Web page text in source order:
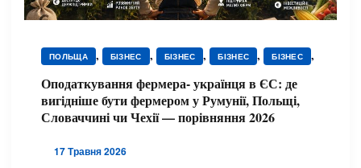
ПОЛЬЩА , БІЗНЕС , БІЗНЕС , БІЗНЕС , БІЗНЕС ,
ДОКУМЕНТИ , РОБОТА , РОБОТА , ,
РОБОТА , РУМУНІЯ , СЛОВАЧЧИНА , ЧЕХІЯ ,
ЮРИДИЧНА ДОПОМОГА
Оподаткування фермера- українця в ЄС: де
вигідніше бути фермером у Румунії, Польщі,
Словаччині чи Чехії — порівняння 2026
17 Травня 2026